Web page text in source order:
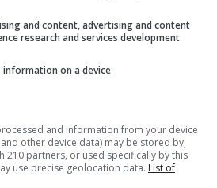
and content, advertising and content
research and services development
information on a device
and information from your device
other device data) may be stored by,
210 partners, or used specifically by this
use precise geolocation data. List of